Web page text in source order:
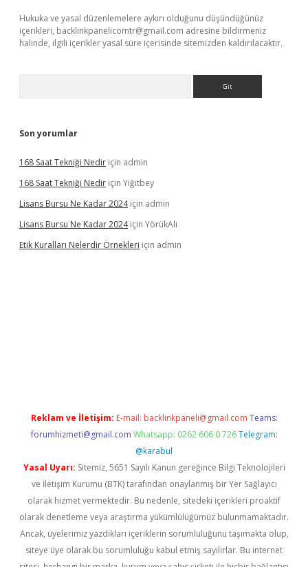
Hukuka ve yasal düzenlemelere aykırı olduğunu düşündüğünüz
içerikleri, backlinkpanelicomtr@gmail.com adresine bildirmeniz
halinde, ilgili içerikler yasal süre içerisinde sitemizden kaldırılacaktır.
Son yorumlar
168 Saat Tekniği Nedir için admin
168 Saat Tekniği Nedir için Yiğitbey
Lisans Bursu Ne Kadar 2024için admin
Lisans Bursu Ne Kadar 2024için YörükAli
Etik Kuralları Nelerdir Örnekleri için admin
Reklam ve İletişim: E-mail: backlinkpaneli@gmail.com Teams:
forumhizmeti@gmail.com Whatsapp: 0262 606 0 726 Telegram:
@karabul
Yasal Uyarı: Sitemiz, 5651 Sayılı Kanun gereğince Bilgi Teknolojileri
ve İletişim Kurumu (BTK) tarafından onaylanmış bir Yer Sağlayıcı
olarak hizmet vermektedir. Bu nedenle, sitedeki içerikleri proaktif
olarak denetleme veya araştırma yükümlülüğümüz bulunmamaktadır.
Ancak, üyelerimiz yazdıkları içeriklerin sorumluluğunu taşımakta olup,
siteye üye olarak bu sorumluluğu kabul etmiş sayılırlar. Bu internet